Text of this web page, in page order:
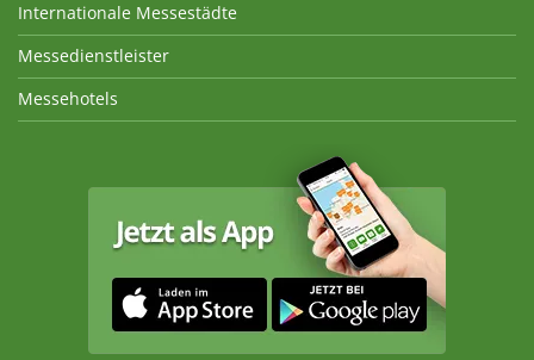
Internationale Messestädte
Messedienstleister
Messehotels